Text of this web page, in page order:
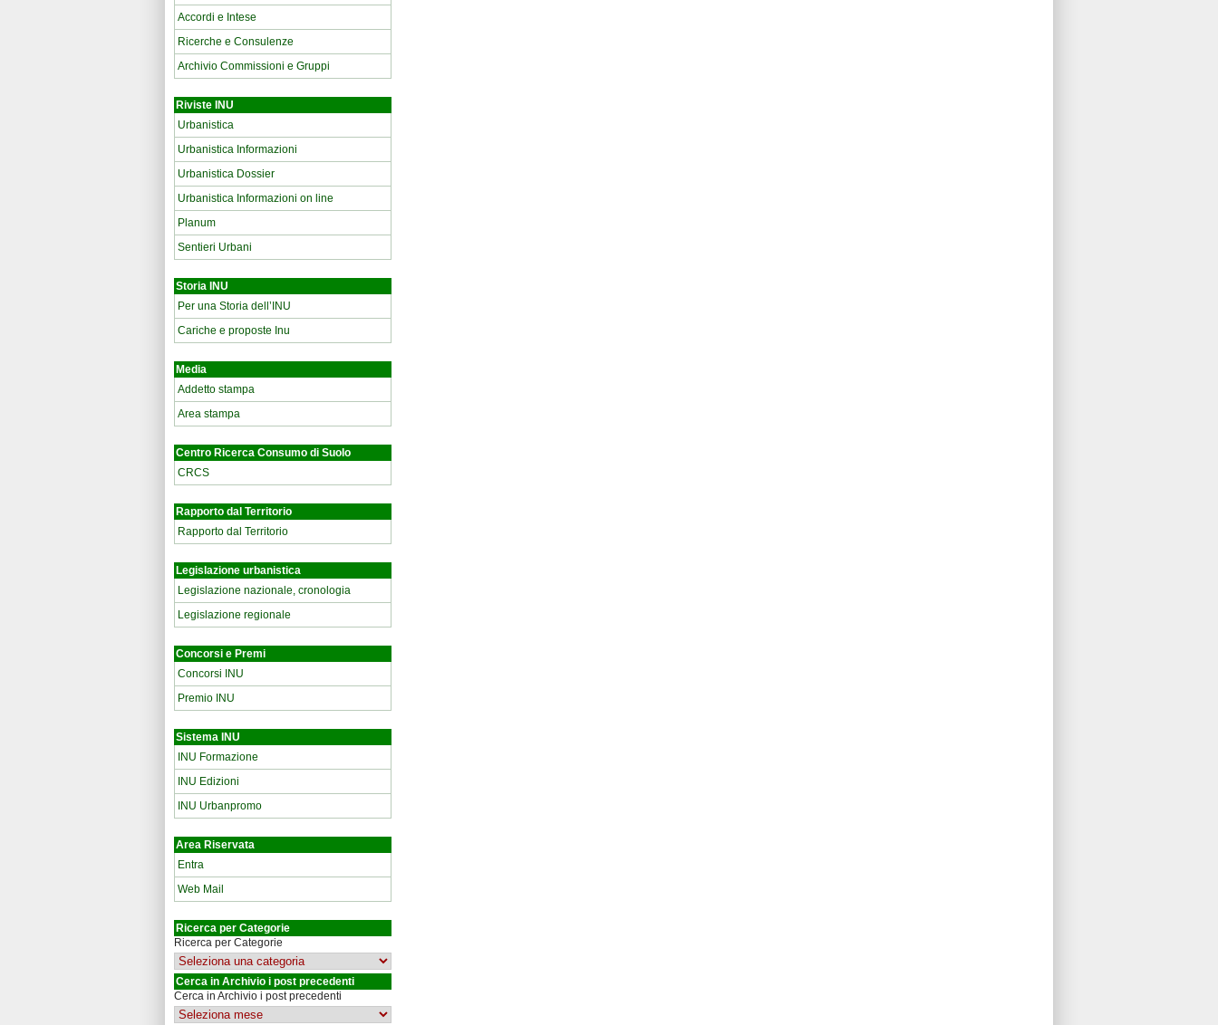
Accordi e Intese
Ricerche e Consulenze
Archivio Commissioni e Gruppi
Riviste INU
Urbanistica
Urbanistica Informazioni
Urbanistica Dossier
Urbanistica Informazioni on line
Planum
Sentieri Urbani
Storia INU
Per una Storia dell’INU
Cariche e proposte Inu
Media
Addetto stampa
Area stampa
Centro Ricerca Consumo di Suolo
CRCS
Rapporto dal Territorio
Rapporto dal Territorio
Legislazione urbanistica
Legislazione nazionale, cronologia
Legislazione regionale
Concorsi e Premi
Concorsi INU
Premio INU
Sistema INU
INU Formazione
INU Edizioni
INU Urbanpromo
Area Riservata
Entra
Web Mail
Ricerca per Categorie
Ricerca per Categorie
Cerca in Archivio i post precedenti
Cerca in Archivio i post precedenti